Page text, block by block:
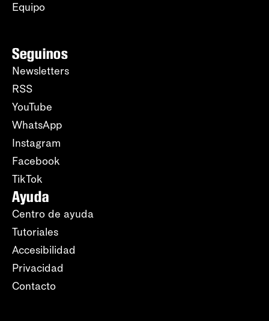
Equipo
Seguinos
Newsletters
RSS
YouTube
WhatsApp
Instagram
Facebook
TikTok
Ayuda
Centro de ayuda
Tutoriales
Accesibilidad
Privacidad
Contacto